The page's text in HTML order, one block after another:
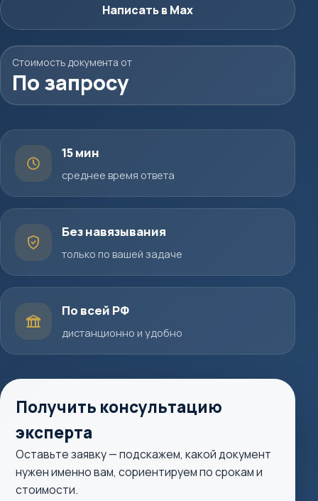
Написать в Max
Стоимость документа от
По запросу
15 мин
среднее время ответа
Без навязывания
только по вашей задаче
По всей РФ
дистанционно и удобно
Получить консультацию
эксперта
Оставьте заявку — подскажем, какой документ
нужен именно вам, сориентируем по срокам и
стоимости.